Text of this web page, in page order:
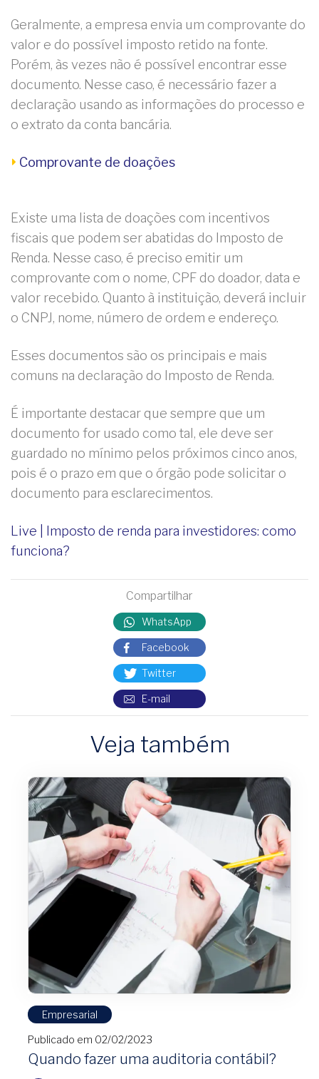
Geralmente, a empresa envia um comprovante do
valor e do possível imposto retido na fonte.
Porém, às vezes não é possível encontrar esse
documento. Nesse caso, é necessário fazer a
declaração usando as informações do processo e
o extrato da conta bancária.
Comprovante de doações
Existe uma lista de doações com incentivos
fiscais que podem ser abatidas do Imposto de
Renda. Nesse caso, é preciso emitir um
comprovante com o nome, CPF do doador, data e
valor recebido. Quanto à instituição, deverá incluir
o CNPJ, nome, número de ordem e endereço.
Esses documentos são os principais e mais
comuns na declaração do Imposto de Renda.
É importante destacar que sempre que um
documento for usado como tal, ele deve ser
guardado no mínimo pelos próximos cinco anos,
pois é o prazo em que o órgão pode solicitar o
documento para esclarecimentos.
Live | Imposto de renda para investidores: como
funciona?
Compartilhar
WhatsApp
Facebook
Twitter
E-mail
Veja também
Empresarial
Publicado em 02/02/2023
Quando fazer uma auditoria contábil?